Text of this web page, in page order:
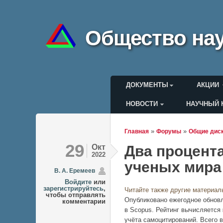
Общество
Главное меню
ДОКУМЕНТЫ АКЦИИ
Меню
НОВОСТИ НАУЧНЫЙ
Вы здесь
Главная » Форумы » Общие
29 Окт
2022
В. А. Еремеев
Войдите или
зарегистрируйтесь,
чтобы отправлять
комментарии
Два
ученых мира
Читайте также другие
Опубликовано ежегодное
в Scopus. Рейтинг
учёта самоцитирований. Всего